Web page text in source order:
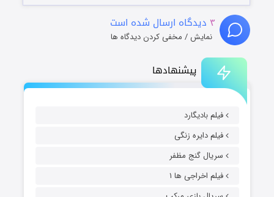
پیشنهادها
فیلم بادیگارد
فیلم دایره زنگی
سریال گنج مظفر
فیلم اخراجی ها ۱
۳ دیدگاه ارسال شده است
نمایش / مخفی کردن دیدگاه ها